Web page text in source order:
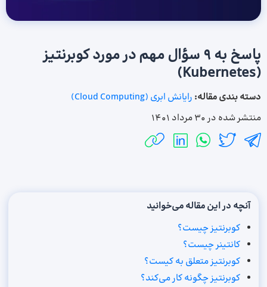
پاسخ به 9 سؤال مهم در مورد کوبرنتیز
(Kubernetes)
دسته بندی مقاله: رایانش ابری (Cloud Computing)
منتشر شده در 30 مرداد 1401
آنچه در این مقاله می‌خوانید
کوبرنتیز چیست؟
کانتینر چیست؟
کوبرنتیز متعلق به کیست؟
کوبرنتیز چگونه کار می‌کند؟